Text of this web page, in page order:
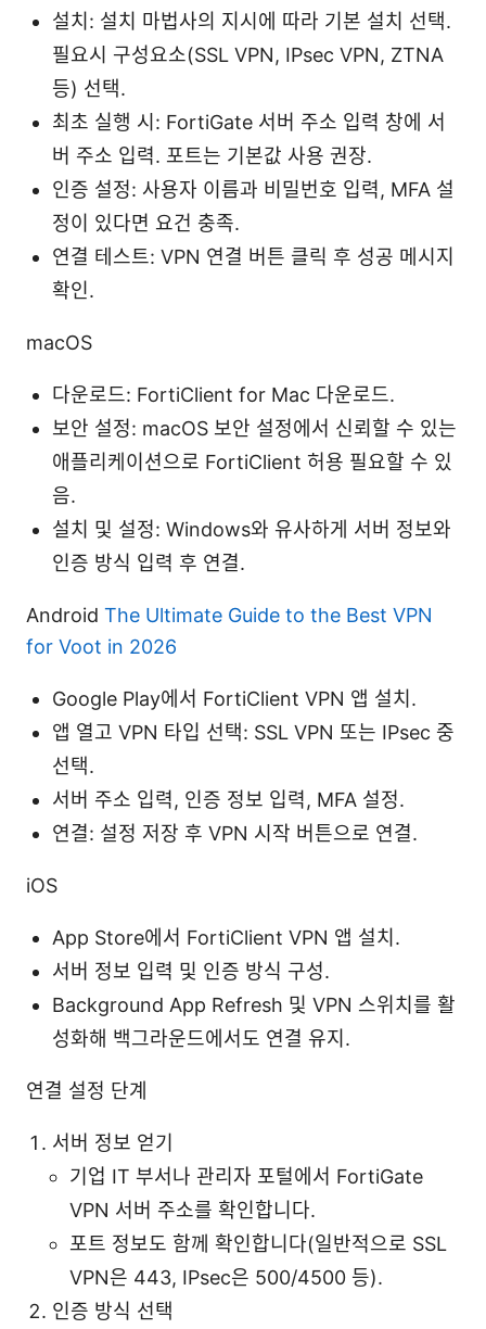
설치: 설치 마법사의 지시에 따라 기본 설치 선택.
필요시 구성요소(SSL VPN, IPsec VPN, ZTNA
등) 선택.
최초 실행 시: FortiGate 서버 주소 입력 창에 서
버 주소 입력. 포트는 기본값 사용 권장.
인증 설정: 사용자 이름과 비밀번호 입력, MFA 설
정이 있다면 요건 충족.
연결 테스트: VPN 연결 버튼 클릭 후 성공 메시지
확인.
macOS
다운로드: FortiClient for Mac 다운로드.
보안 설정: macOS 보안 설정에서 신뢰할 수 있는
애플리케이션으로 FortiClient 허용 필요할 수 있
음.
설치 및 설정: Windows와 유사하게 서버 정보와
인증 방식 입력 후 연결.
Android The Ultimate Guide to the Best VPN
for Voot in 2026
Google Play에서 FortiClient VPN 앱 설치.
앱 열고 VPN 타입 선택: SSL VPN 또는 IPsec 중
선택.
서버 주소 입력, 인증 정보 입력, MFA 설정.
연결: 설정 저장 후 VPN 시작 버튼으로 연결.
iOS
App Store에서 FortiClient VPN 앱 설치.
서버 정보 입력 및 인증 방식 구성.
Background App Refresh 및 VPN 스위치를 활
성화해 백그라운드에서도 연결 유지.
연결 설정 단계
서버 정보 얻기
기업 IT 부서나 관리자 포털에서 FortiGate
VPN 서버 주소를 확인합니다.
포트 정보도 함께 확인합니다(일반적으로 SSL
VPN은 443, IPsec은 500/4500 등).
인증 방식 선택